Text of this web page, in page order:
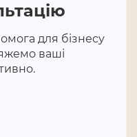
для бізнесу
ваші